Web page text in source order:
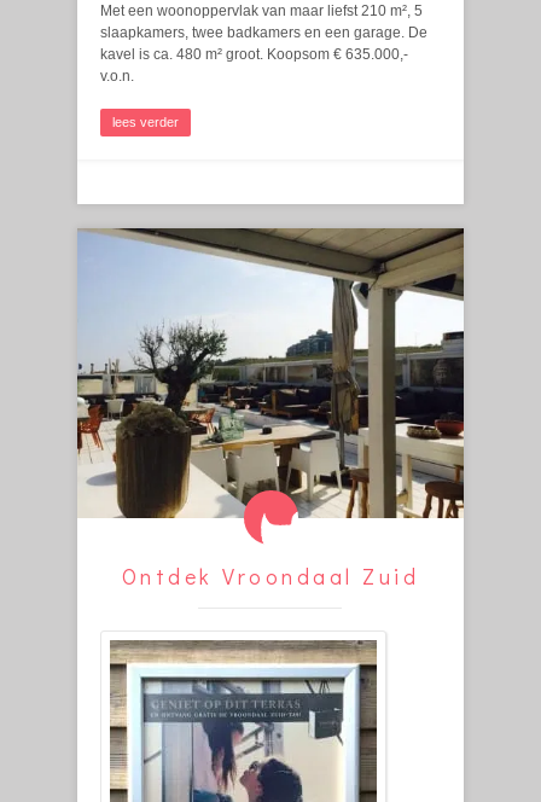
Met een woonoppervlak van maar liefst 210 m², 5
slaapkamers, twee badkamers en een garage. De
kavel is ca. 480 m² groot. Koopsom € 635.000,-
v.o.n.
lees verder
Ontdek Vroondaal Zuid